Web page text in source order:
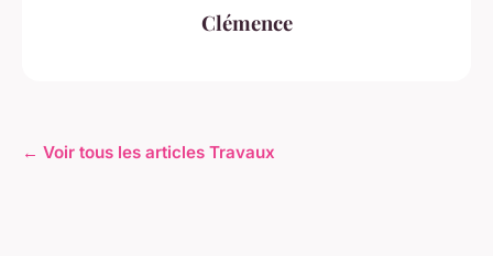
Clémence
← Voir tous les articles Travaux